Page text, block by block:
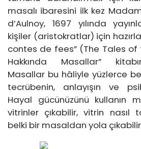
masalı ibaresini ilk kez
d’Aulnoy, 1697 yılında
kişiler (aristokratlar) için
contes de fees” (The Tales of
Hakkında Masallar”
Masallar bu hâliyle yüzlerce
tecrübenin, anlayışın ve
Hayal gücünüzünü kullanın
vitrinler çıkabilir, vitrin nasıl
belki bir masaldan yola